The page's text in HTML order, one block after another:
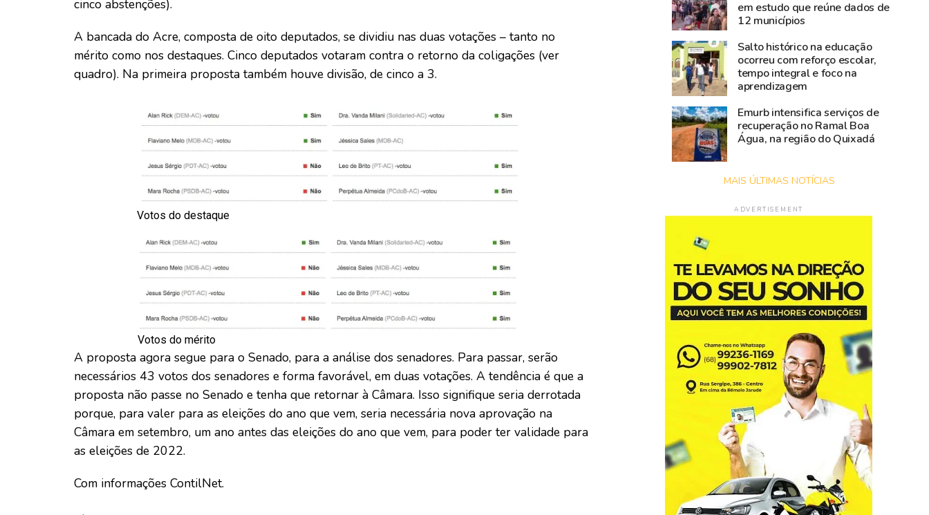
cinco abstenções).
A bancada do Acre, composta de oito deputados, se dividiu nas duas votações – tanto no
mérito como nos destaques. Cinco deputados votaram contra o retorno da coligações (ver
quadro). Na primeira proposta também houve divisão, de cinco a 3.
Votos do destaque
Votos do mérito
A proposta agora segue para o Senado, para a análise dos senadores. Para passar, serão
necessários 43 votos dos senadores e forma favorável, em duas votações. A tendência é que a
proposta não passe no Senado e tenha que retornar à Câmara. Isso signifique seria derrotada
porque, para valer para as eleições do ano que vem, seria necessária nova aprovação na
Câmara em setembro, um ano antes das eleições do ano que vem, para poder ter validade para
as eleições de 2022.
Com informações ContilNet.
amazônico
em estudo que reúne dados de
12 municípios
Salto histórico na educação
ocorreu com reforço escolar,
tempo integral e foco na
aprendizagem
Emurb intensifica serviços de
recuperação no Ramal Boa
Água, na região do Quixadá
MAIS ÚLTIMAS NOTÍCIAS
ADVERTISEMENT